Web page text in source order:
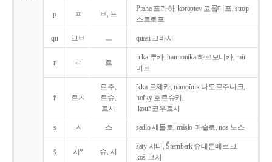
p ㅍ ㅂ, 프
Praha 프라하, koroptev 코롭테프, strop
스트로프
qu 크ㅂ ㅡ quasi 크바시
r ㄹ 르
ruka 루카, harmonika 하르모니카, mír
미르
ř 르ㅈ
르주,
르슈,
르시
řeka 르제카, námořník 나모르주니크,
hořký 호르슈키,
kouř 코우르시
s ㅅ 스 sedlo 세들로, máslo 마슬로, nos 노스
š 시* 슈, 시
šaty 샤티, Šternberk 슈테른베르크,
koš 코시